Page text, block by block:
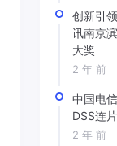
创新引
讯南京
大奖
2 年 前
中国电
DSS连
2 年 前